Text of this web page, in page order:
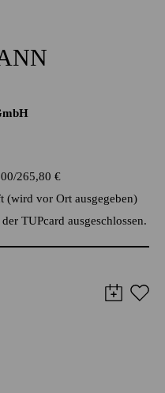
265,80€
(wird vor Ort ausgegeben)
TUPcard ausgeschlossen.